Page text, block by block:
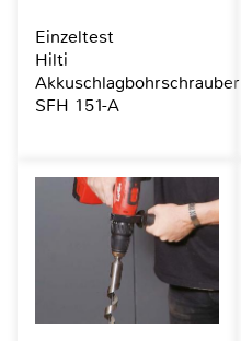
Einzeltest
Hilti
Akkuschlagbohrschrauber
SFH 151-A